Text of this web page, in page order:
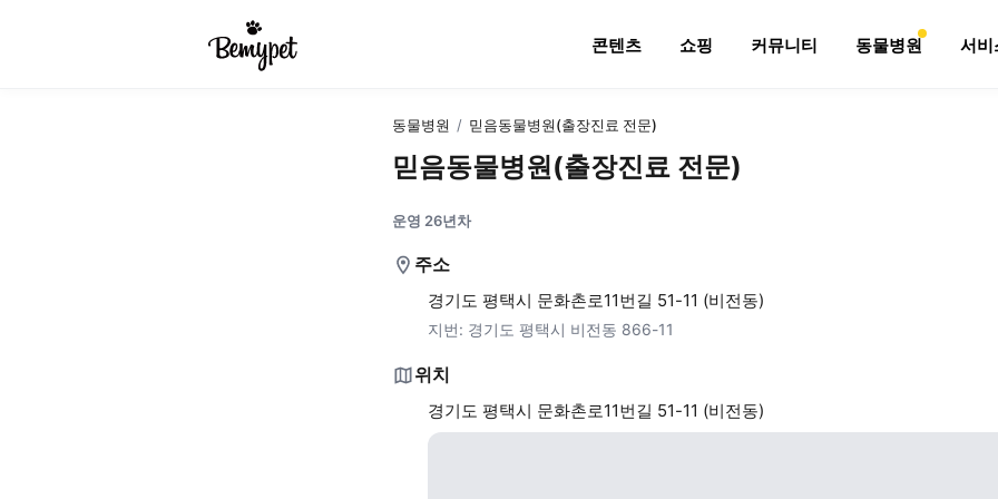
콘텐츠 쇼핑 커뮤니티 동물병원 서비
동물병원 / 믿음동물병원(출장진료 전문)
믿음동물병원(출장진료 전문)
운영 26년차
주소
경기도 평택시 문화촌로11번길 51-11 (비전동)
지번: 경기도 평택시 비전동 866-11
위치
경기도 평택시 문화촌로11번길 51-11 (비전동)